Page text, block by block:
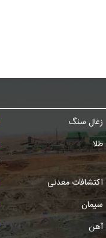
زغال سنگ
طلا
اکتشافات معدنی
سیمان
آهن